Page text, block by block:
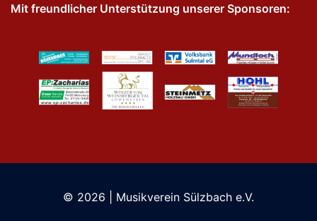
Mit freundlicher Unterstützung unserer Sponsoren:
© 2026 | Musikverein Sülzbach e.V.